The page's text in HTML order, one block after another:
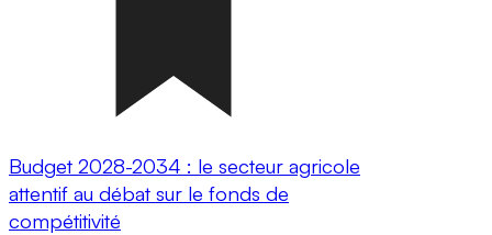
Budget 2028-2034 : le secteur agricole
attentif au débat sur le fonds de
compétitivité